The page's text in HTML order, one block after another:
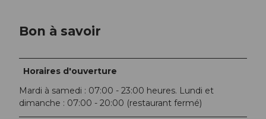
Bon à savoir
Horaires d'ouverture
Mardi à samedi : 07:00 - 23:00 heures. Lundi et
dimanche : 07:00 - 20:00 (restaurant fermé)